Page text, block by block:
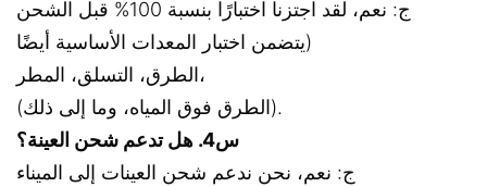
ج: نعم، لقد اجتزنا اختبارًا بنسبة 100% قبل الشحن
(يتضمن اختبار المعدات الأساسية أيضًا
الطرق، التسلق، المطر،
(الطرق فوق المياه، وما إلى ذلك).
س4. هل تدعم شحن العينة؟
ج: نعم، نحن ندعم شحن العينات إلى الميناء